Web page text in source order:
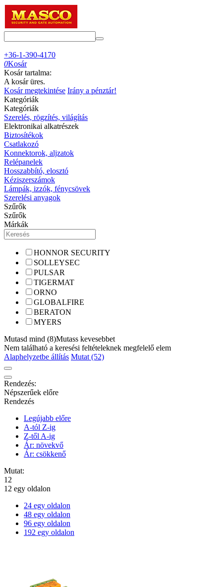
+36-1-390-4170
0Kosár
Kosár tartalma:
A kosár üres.
Kosár megtekintése Irány a pénztár!
Kategóriák
Kategóriák
Szerelés, rögzítés, világítás
Elektronikai alkatrészek
Biztosítékok
Csatlakozó
Konnektorok, aljzatok
Relépanelek
Hosszabbító, elosztó
Kéziszerszámok
Lámpák, izzók, fénycsövek
Szerelési anyagok
Szűrők
Szűrők
Márkák
HONNOR SECURITY
SOLLEYSEC
PULSAR
TIGERMAT
ORNO
GLOBALFIRE
BERATON
MYERS
Mutasd mind (8)Mutass kevesebbet
Nem található a keresési feltételeknek megfelelő elem
Alaphelyzetbe állítás Mutat (52)
Rendezés:
Népszerűek előre
Rendezés
Legújabb előre
A-tól Z-ig
Z-től A-ig
Ár: növekvő
Ár: csökkenő
Mutat:
12
12 egy oldalon
24 egy oldalon
48 egy oldalon
96 egy oldalon
192 egy oldalon